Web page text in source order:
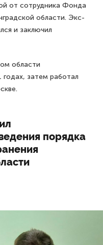
от сотрудника Фонда
области. Экс-
и заключил
области
затем работал
порядка